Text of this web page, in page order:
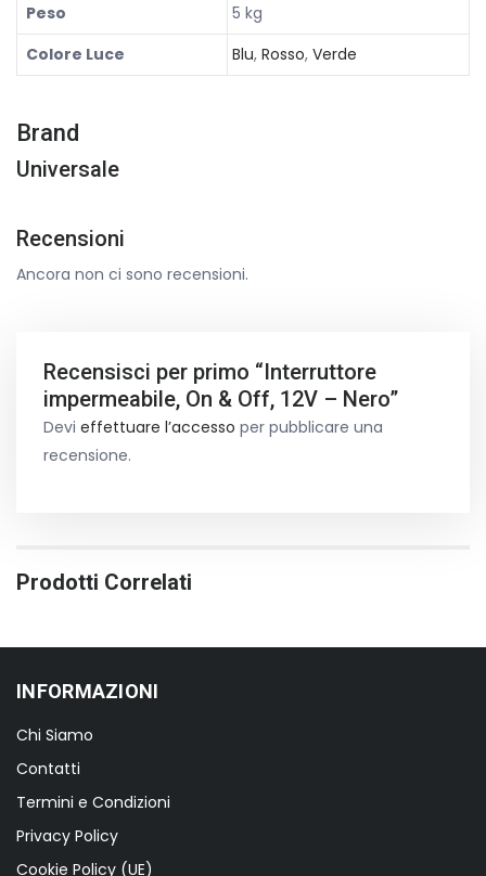
Peso
5 kg
Colore Luce
Blu, Rosso, Verde
Brand
Universale
Recensioni
Ancora non ci sono recensioni.
Recensisci per primo “Interruttore
impermeabile, On & Off, 12V – Nero”
Devi effettuare l’accesso per pubblicare una
recensione.
Prodotti Correlati
INFORMAZIONI
Chi Siamo
Contatti
Termini e Condizioni
Privacy Policy
Cookie Policy (UE)